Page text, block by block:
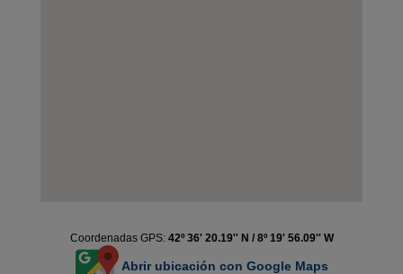
Coordenadas GPS: 42º 36' 20.19'' N / 8º 19' 56.09'' W
Abrir ubicación con Google Maps